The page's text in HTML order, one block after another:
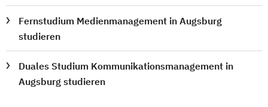
Fernstudium Medienmanagement in Augsburg
studieren
Duales Studium Kommunikationsmanagement in
Augsburg studieren